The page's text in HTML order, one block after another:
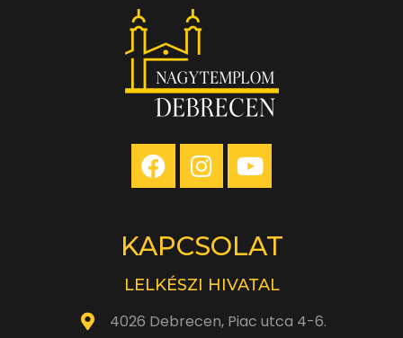
KAPCSOLAT
LELKÉSZI HIVATAL
4026 Debrecen, Piac utca 4-6.